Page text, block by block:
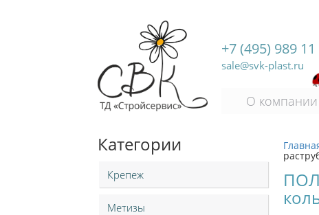
+7 (495) 989
sale@svk-plast.ru
О компании
Категории
Крепеж
Метизы